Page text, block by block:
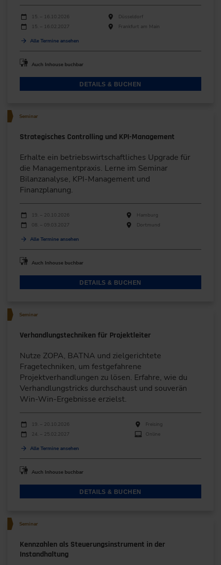
Durchführungen
Veranstaltungsdatum Veranstaltungsort
15. – 16.10.2026
Düsseldorf
15. – 16.02.2027
Frankfurt am Main
Alle Termine ansehen
Auch Inhouse buchbar
DETAILS & BUCHEN
Seminar
Strategisches Controlling und KPI-Management
Erhalte ein betriebswirtschaftliches Upgrade für
die Managementpraxis. Lerne im Seminar
Bilanzanalyse, KPI-Management und
Finanzplanung.
Durchführungen
Veranstaltungsdatum
19. – 20.10.2026
Hamburg
08. – 09.03.2027
Dortmund
Alle Termine ansehen
Auch Inhouse buchbar
DETAILS & BUCHEN
Seminar
Verhandlungstechniken für Projektleiter
Nutze ZOPA, BATNA und zielgerichtete
Fragetechniken, um festgefahrene
Projektverhandlungen zu lösen. Erfahre, wie du
Verhandlungstricks durchschaust und souverän
Win-Win-Ergebnisse erzielst.
Durchführungen
Veranstaltungsdatum
19. – 20.10.2026
Freising
24. – 25.02.2027
Online
Alle Termine ansehen
Auch Inhouse buchbar
DETAILS & BUCHEN
Seminar
Kennzahlen als Steuerungsinstrument in der
Instandhaltung